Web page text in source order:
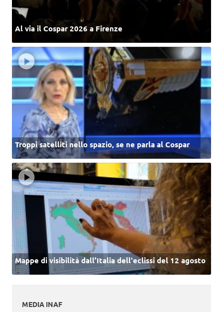
Al via il Cospar 2026 a Firenze
Troppi satelliti nello spazio, se ne parla al Cospar
Mappe di visibilità dall’Italia dell'eclissi del 12 agosto
MEDIA INAF